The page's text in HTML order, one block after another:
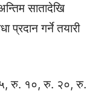
सातादेखि
प्रदान गर्ने तयारी
५, रु. १०, रु. २०, रु.